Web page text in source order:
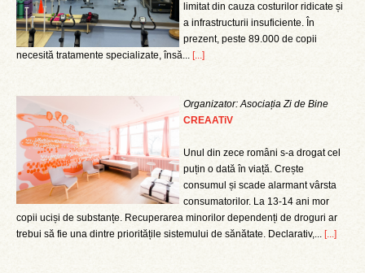
limitat din cauza costurilor ridicate și
a infrastructurii insuficiente. În
prezent, peste 89.000 de copii
necesită tratamente specializate, însă... [...]
Organizator: Asociația Zi de Bine
CREAATiV
Unul din zece români s-a drogat cel
puțin o dată în viață. Crește
consumul și scade alarmant vârsta
consumatorilor. La 13-14 ani mor
copii uciși de substanțe. Recuperarea minorilor dependenți de droguri ar
trebui să fie una dintre prioritățile sistemului de sănătate. Declarativ,... [...]